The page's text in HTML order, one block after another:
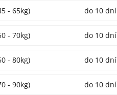
- 65kg) do 10 dní
- 70kg) do 10 dní
- 80kg) do 10 dní
- 90kg) do 10 dní